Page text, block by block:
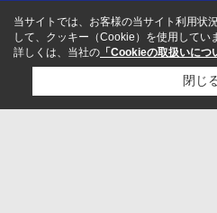
当サイトでは、お客様の当サイト利用状
して、クッキー（Cookie）を使用してい
詳しくは、当社の 「Cookieの取扱いにつ
閉じ